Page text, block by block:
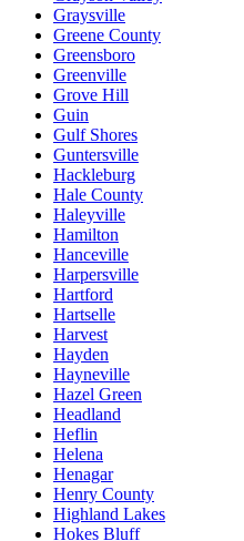
Graysville
Greene County
Greensboro
Greenville
Grove Hill
Guin
Gulf Shores
Guntersville
Hackleburg
Hale County
Haleyville
Hamilton
Hanceville
Harpersville
Hartford
Hartselle
Harvest
Hayden
Hayneville
Hazel Green
Headland
Heflin
Helena
Henagar
Henry County
Highland Lakes
Hokes Bluff